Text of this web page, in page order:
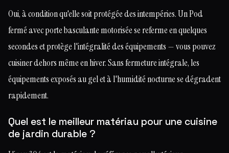
Oui, à condition qu'elle soit protégée des intempéries. Un Pod
fermé avec porte basculante motorisée se referme en quelques
secondes et protège l'intégralité des équipements — vous pouvez
cuisiner dehors même en hiver. Sans fermeture intégrale, les
équipements exposés au gel et à l'humidité nocturne se dégradent
rapidement.
Quel est le meilleur matériau pour une cuisine
de jardin durable ?